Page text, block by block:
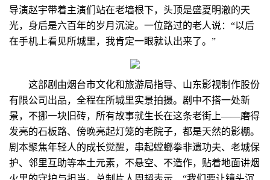
导演赵宇带着主演们站在老墙根下，头顶是盛夏明澈的天
光，身后是六百年的岁月沉淀。一位路过的老人说：“以后
在手机上看见所城里，我肯定一眼就认出来了。”
这部剧由烟台市文化和旅游局指导、山东影视制作股份
有限公司出品，全程在所城里实景拍摄。剧中不搭一处新
景，不挪一块旧砖，所有故事就生长在这条老街上——磨得
发亮的石板路、傍晚亮起灯笼的老院子，都是天然的影棚。
剧本聚焦年轻人的成长觉醒，串起螳螂拳非遗功夫、老城保
护、邻里互助等本土元素，不悬空、不造作，贴着地面讲烟